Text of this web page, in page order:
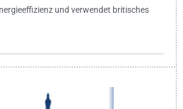
und verwendet britisches